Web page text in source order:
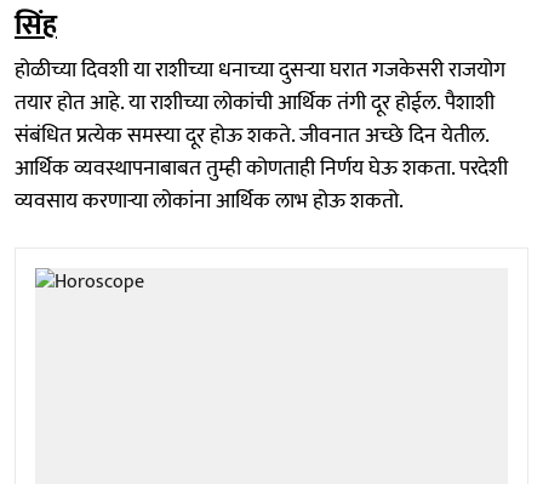
सिंह
होळीच्या दिवशी या राशीच्या धनाच्या दुसऱ्या घरात गजकेसरी राजयोग
तयार होत आहे. या राशीच्या लोकांची आर्थिक तंगी दूर होईल. पैशाशी
संबंधित प्रत्येक समस्या दूर होऊ शकते. जीवनात अच्छे दिन येतील.
आर्थिक व्यवस्थापनाबाबत तुम्ही कोणताही निर्णय घेऊ शकता. परदेशी
व्यवसाय करणाऱ्या लोकांना आर्थिक लाभ होऊ शकतो.